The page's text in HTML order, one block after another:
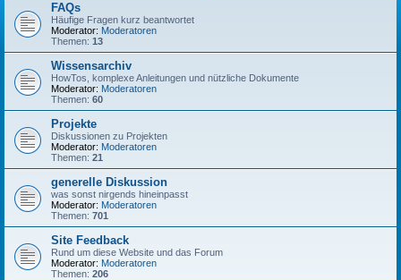
FAQs
Häufige Fragen kurz beantwortet
Moderator: Moderatoren
Themen: 13
Wissensarchiv
HowTos, komplexe Anleitungen und nützliche Dokumente
Moderator: Moderatoren
Themen: 60
Projekte
Diskussionen zu Projekten
Moderator: Moderatoren
Themen: 21
generelle Diskussion
was sonst nirgends hineinpasst
Moderator: Moderatoren
Themen: 701
Site Feedback
Rund um diese Website und das Forum
Moderator: Moderatoren
Themen: 206